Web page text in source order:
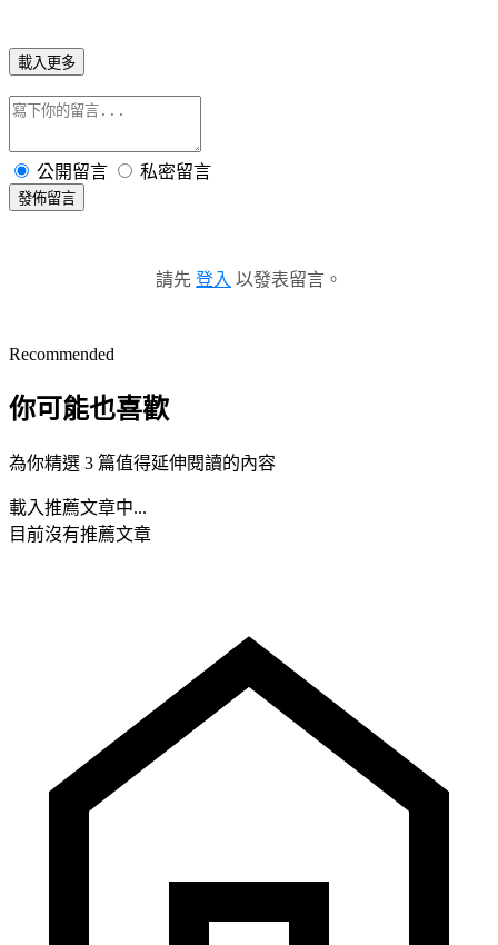
載入更多
公開留言 私密留言
發佈留言
請先 登入 以發表留言。
Recommended
你可能也喜歡
為你精選 3 篇值得延伸閱讀的內容
載入推薦文章中...
目前沒有推薦文章